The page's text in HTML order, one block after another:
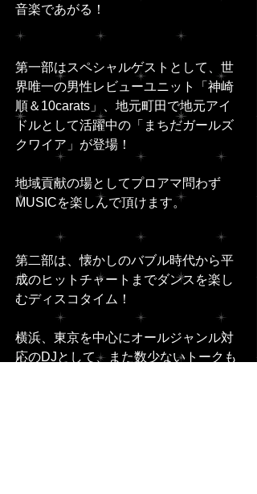
音楽であがる！
第一部はスペシャルゲストとして、世
界唯一の男性レビューユニット「神崎
順＆10carats」、地元町田で地元アイ
ドルとして活躍中の「まちだガールズ
クワイア」が登場！
地域貢献の場としてプロアマ問わず
MUSICを楽しんで頂けます。
第二部は、懐かしのバブル時代から平
成のヒットチャートまでダンスを楽し
むディスコタイム！
横浜、東京を中心にオールジャンル対
応のDJとして、また数少ないトークも